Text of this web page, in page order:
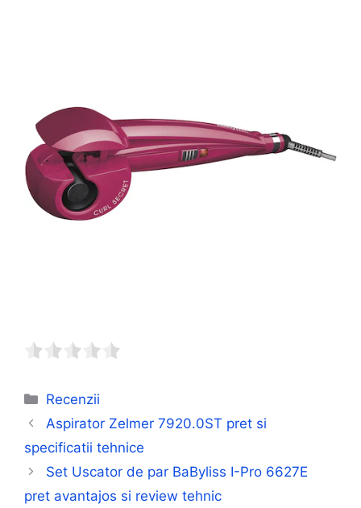
Categorii
Recenzii
Aspirator Zelmer 7920.0ST pret si
specificatii tehnice
Set Uscator de par BaByliss I-Pro 6627E
pret avantajos si review tehnic